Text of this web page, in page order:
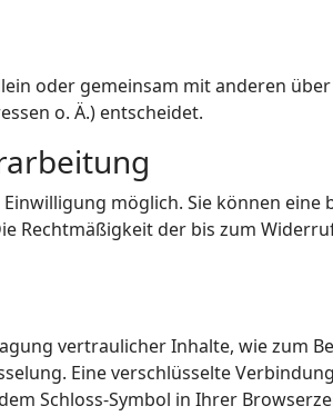
oder gemeinsam mit anderen
o. Ä.) entscheidet.
möglich. Sie können
Rechtmäßigkeit der bis zum
vertraulicher Inhalte, wie zum
Eine verschlüsselte
Schloss-Symbol in Ihrer